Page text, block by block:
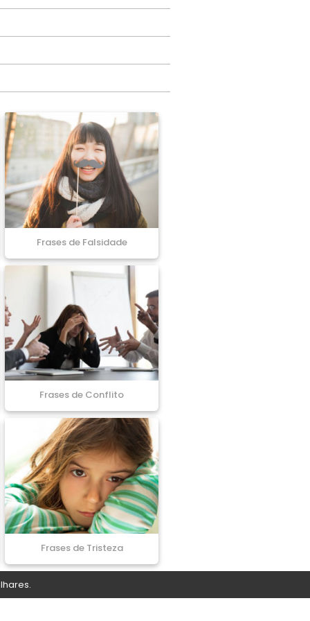
Frases de Falsidade
Frases de Conflito
Frases de Tristeza